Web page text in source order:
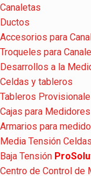
Canaletas
Ductos
Accesorios para
Troqueles para
Desarrollos a la
Celdas y tableros
Tableros
Cajas para Medidores
Armarios para
Media Tensión
Baja Tensión
Centro de Control de